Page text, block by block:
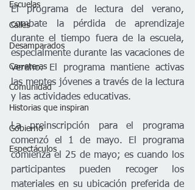
Escuelas
Calles
Desamparados
Carreteras
Comunidad
Historias que inspiran
Gobierno
Espectáculos
El programa de lectura del verano,
combate la pérdida de aprendizaje
durante el tiempo fuera de la escuela,
especialmente durante las vacaciones de
verano. El programa mantiene activas
las mentes jóvenes a través de la lectura
y las actividades educativas.
La preinscripción para el programa
comenzó el 1 de mayo. El programa
comienza el 25 de mayo; es cuando los
participantes pueden recoger los
materiales en su ubicación preferida de